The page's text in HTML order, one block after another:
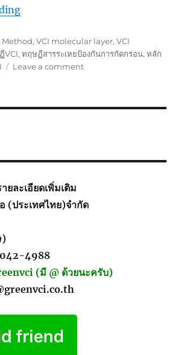
“The VCI method (Part 1 )
Method,VCI molecular layer,VCI
VCI,ทฤษฏีสารระเหยป้องกันการกัดกร่อน,หลัก
Leave a commenton
ยละเอียดเพิ่มเติม
(ประเทศไทย)จำกัด
)
4988
(มี @ ด้วยนะครับ)